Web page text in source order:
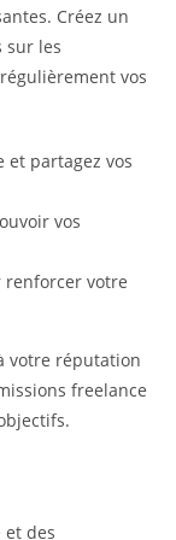
Créez un
sur les
vos
et partagez vos
vos
renforcer votre
votre réputation
freelance
des